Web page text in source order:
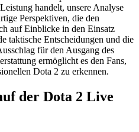
handelt, unsere Analyse
Perspektiven, die den
auf Einblicke in den Einsatz
taktische Entscheidungen und die
für den Ausgang des
ermöglicht es den Fans,
Dota 2 zu erkennen.
der Dota 2 Live